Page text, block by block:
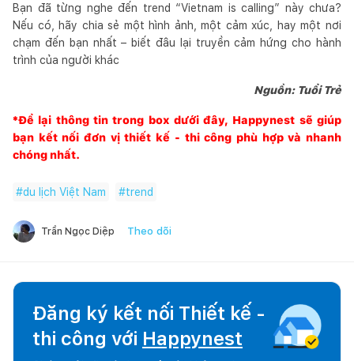
Bạn đã từng nghe đến trend “Vietnam is calling” này chưa?
Nếu có, hãy chia sẻ một hình ảnh, một cảm xúc, hay một nơi
chạm đến bạn nhất – biết đâu lại truyền cảm hứng cho hành
trình của người khác
Nguồn: Tuổi Trẻ
*Để lại thông tin trong box dưới đây, Happynest sẽ giúp
bạn kết nối đơn vị thiết kế - thi công phù hợp và nhanh
chóng nhất.
#du lịch Việt Nam #trend
Trần Ngọc Diệp Theo dõi
Đăng ký kết nối Thiết kế -
thi công với Happynest